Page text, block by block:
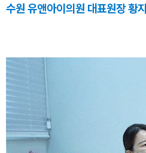
수원 유앤아이의원 대표원장 황